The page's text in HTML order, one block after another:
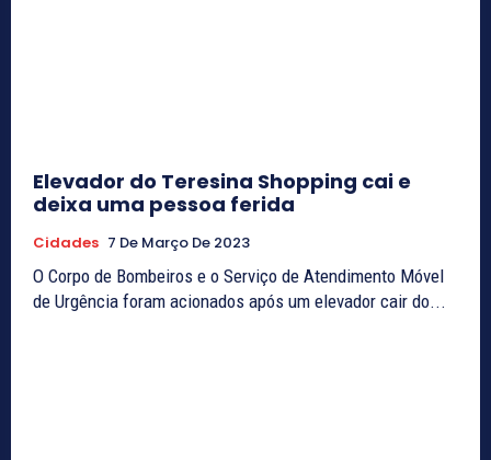
Elevador do Teresina Shopping cai e
deixa uma pessoa ferida
Cidades 7 De Março De 2023
O Corpo de Bombeiros e o Serviço de Atendimento Móvel
de Urgência foram acionados após um elevador cair do...